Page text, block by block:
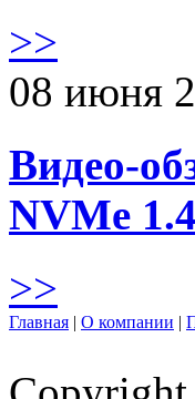
>>
08 июня
Видео-
NVMe
>>
Главная | О компании |